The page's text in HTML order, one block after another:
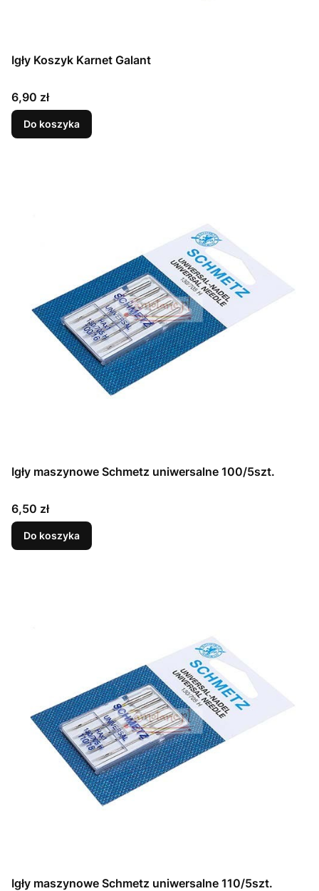
Igły Koszyk Karnet Galant
Cena
6,90 zł
Do koszyka
Igły maszynowe Schmetz uniwersalne 100/5szt.
Cena
6,50 zł
Do koszyka
Igły maszynowe Schmetz uniwersalne 110/5szt.